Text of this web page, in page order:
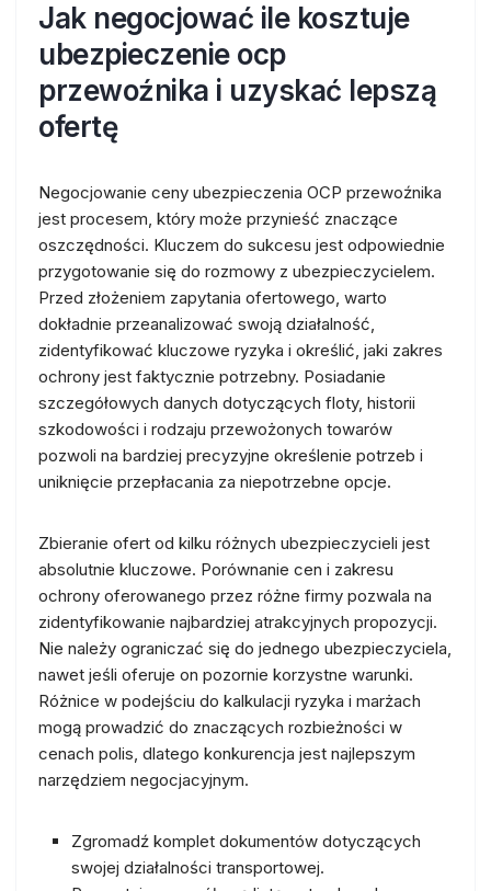
Jak negocjować ile kosztuje
ubezpieczenie ocp
przewoźnika i uzyskać lepszą
ofertę
Negocjowanie ceny ubezpieczenia OCP przewoźnika
jest procesem, który może przynieść znaczące
oszczędności. Kluczem do sukcesu jest odpowiednie
przygotowanie się do rozmowy z ubezpieczycielem.
Przed złożeniem zapytania ofertowego, warto
dokładnie przeanalizować swoją działalność,
zidentyfikować kluczowe ryzyka i określić, jaki zakres
ochrony jest faktycznie potrzebny. Posiadanie
szczegółowych danych dotyczących floty, historii
szkodowości i rodzaju przewożonych towarów
pozwoli na bardziej precyzyjne określenie potrzeb i
uniknięcie przepłacania za niepotrzebne opcje.
Zbieranie ofert od kilku różnych ubezpieczycieli jest
absolutnie kluczowe. Porównanie cen i zakresu
ochrony oferowanego przez różne firmy pozwala na
zidentyfikowanie najbardziej atrakcyjnych propozycji.
Nie należy ograniczać się do jednego ubezpieczyciela,
nawet jeśli oferuje on pozornie korzystne warunki.
Różnice w podejściu do kalkulacji ryzyka i marżach
mogą prowadzić do znaczących rozbieżności w
cenach polis, dlatego konkurencja jest najlepszym
narzędziem negocjacyjnym.
Zgromadź komplet dokumentów dotyczących
swojej działalności transportowej.